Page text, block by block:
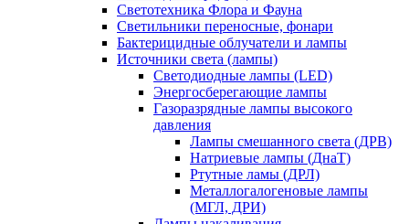
Светотехника Флора и Фауна
Светильники переносные, фонари
Бактерицидные облучатели и лампы
Источники света (лампы)
Светодиодные лампы (LED)
Энергосберегающие лампы
Газоразрядные лампы высокого
давления
Лампы смешанного света (ДРВ)
Натриевые лампы (ДнаТ)
Ртутные ламы (ДРЛ)
Металлогалогеновые лампы
(МГЛ, ДРИ)